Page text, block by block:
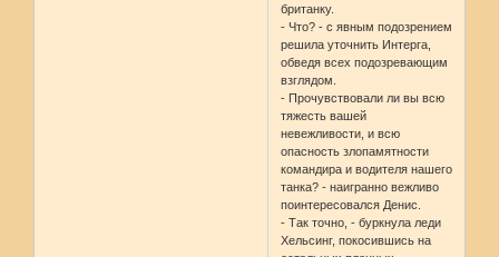
британку.
- Что? - с явным подозрением
решила уточнить Интерга,
обведя всех подозревающим
взглядом.
- Прочувствовали ли вы всю
тяжесть вашей
невежливости, и всю
опасность злопамятности
командира и водителя нашего
танка? - наигранно вежливо
поинтересовался Денис.
- Так точно, - буркнула леди
Хельсинг, покосившись на